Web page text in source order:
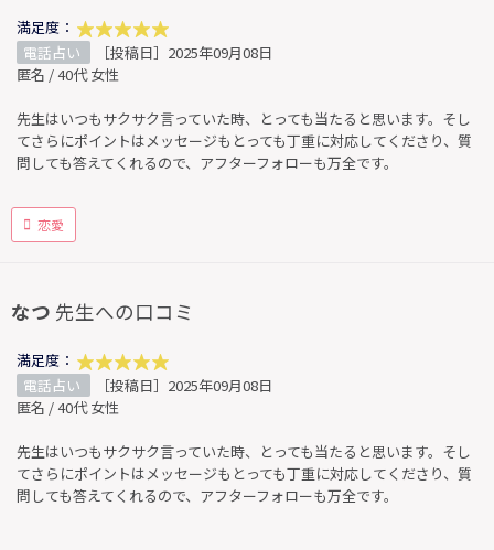
満足度：
電話占い
［投稿日］2025年09月08日
匿名 / 40代 女性
先生はいつもサクサク言っていた時、とっても当たると思います。そし
てさらにポイントはメッセージもとっても丁重に対応してくださり、質
問しても答えてくれるので、アフターフォローも万全です。
恋愛
なつ 先生への口コミ
満足度：
電話占い
［投稿日］2025年09月08日
匿名 / 40代 女性
先生はいつもサクサク言っていた時、とっても当たると思います。そし
てさらにポイントはメッセージもとっても丁重に対応してくださり、質
問しても答えてくれるので、アフターフォローも万全です。